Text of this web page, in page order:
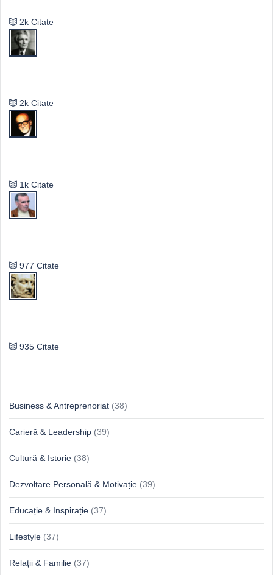
2k Citate
2k Citate
1k Citate
977 Citate
935 Citate
Business & Antreprenoriat (38)
Carieră & Leadership (39)
Cultură & Istorie (38)
Dezvoltare Personală & Motivație (39)
Educație & Inspirație (37)
Lifestyle (37)
Relații & Familie (37)